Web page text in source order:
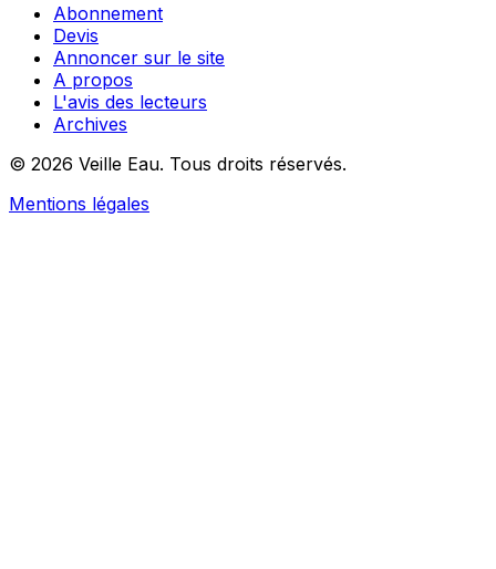
Abonnement
Devis
Annoncer sur le site
A propos
L'avis des lecteurs
Archives
© 2026 Veille Eau. Tous droits réservés.
Mentions légales